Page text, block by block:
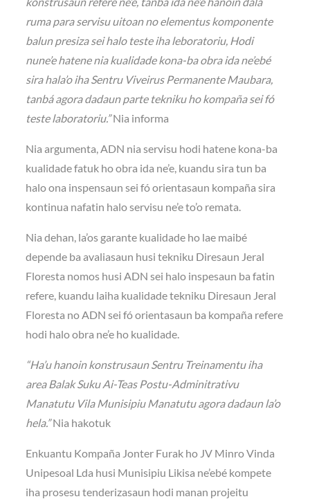
ruma para servisu uitoan no elementus komponente
balun presiza sei halo teste iha leboratoriu, Hodi
nune’e hatene nia kualidade kona-ba obra ida ne’ebé
sira hala’o iha Sentru Viveirus Permanente Maubara,
tanbá agora dadaun parte tekniku ho kompaña sei fó
teste laboratoriu.”Nia informa
Nia argumenta, ADN nia servisu hodi hatene kona-ba
kualidade fatuk ho obra ida ne’e, kuandu sira tun ba
halo ona inspensaun sei fó orientasaun kompaña sira
kontinua nafatin halo servisu ne’e to’o remata.
Nia dehan, la’os garante kualidade ho lae maibé
depende ba avaliasaun husi tekniku Diresaun Jeral
Floresta nomos husi ADN sei halo inspesaun ba fatin
refere, kuandu laiha kualidade tekniku Diresaun Jeral
Floresta no ADN sei fó orientasaun ba kompaña refere
hodi halo obra ne’e ho kualidade.
“Ha’u hanoin konstrusaun Sentru Treinamentu iha
area Balak Suku Ai-Teas Postu-Adminitrativu
Manatutu Vila Munisipiu Manatutu agora dadaun la’o
hela.”Nia hakotuk
Enkuantu Kompaña Jonter Furak ho JV Minro Vinda
Unipesoal Lda husi Munisipiu Likisa ne’ebé kompete
iha prosesu tenderizasaun hodi manan projeitu